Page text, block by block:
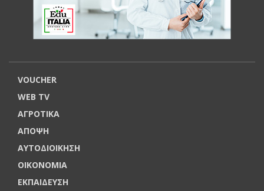
VOUCHER
WEB TV
ΑΓΡΟΤΙΚΑ
ΑΠΟΨΗ
ΑΥΤΟΔΙΟΙΚΗΣΗ
ΟΙΚΟΝΟΜΙΑ
ΕΚΠΑΙΔΕΥΣΗ